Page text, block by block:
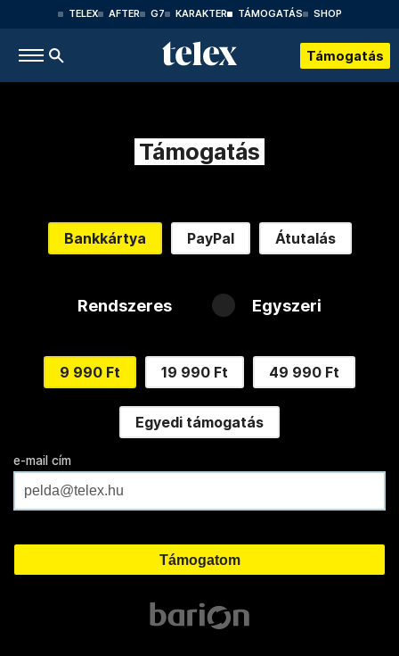
TELEX AFTER G7 KARAKTER TÁMOGATÁS SHOP
Támogatás
Támogatás
Bankkártya PayPal Átutalás
Rendszeres Egyszeri
9 990 Ft 19 990 Ft 49 990 Ft
Egyedi támogatás
e-mail cím